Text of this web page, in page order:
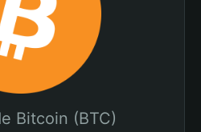
Bitcoin (BTC)